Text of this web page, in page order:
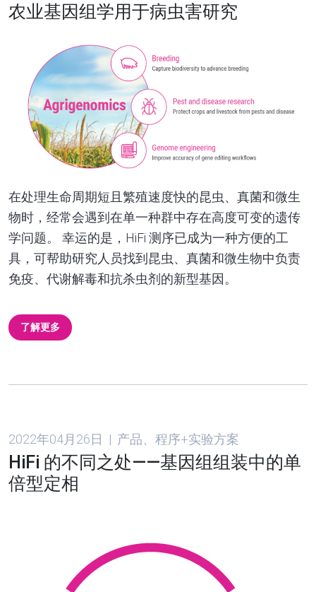
农业基因组学用于病虫害研究
在处理生命周期短且繁殖速度快的昆虫、真菌和微生
物时，经常会遇到在单一种群中存在高度可变的遗传
学问题。 幸运的是，HiFi 测序已成为一种方便的工
具，可帮助研究人员找到昆虫、真菌和微生物中负责
免疫、代谢解毒和抗杀虫剂的新型基因。
了解更多
2022年04月26日 | 产品、程序+实验方案
HiFi 的不同之处——基因组组装中的单
倍型定相